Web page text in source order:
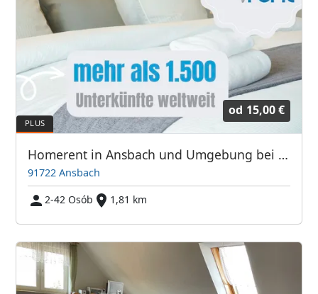
od 15,00 €
Homerent in Ansbach und Umgebung bei Nürnberg
91722 Ansbach
2-42 Osób
1,81 km